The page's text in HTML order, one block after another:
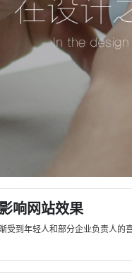
响网站效果
受到年轻人和部分企业负责人